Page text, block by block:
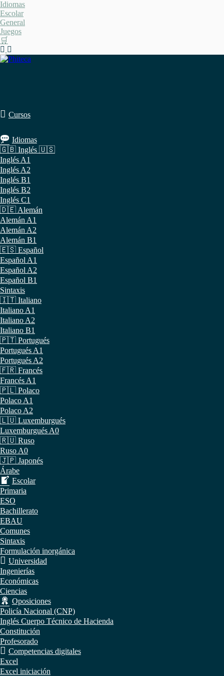
Saltar
al
contenido
Idiomas
Escolar
General
Juegos
🛒
Cursos
Idiomas
🇬🇧 Inglés 🇺🇸
Inglés A1
Inglés A2
Inglés B1
Inglés B2
Inglés C1
🇩🇪 Alemán
Alemán A1
Alemán A2
Alemán B1
🇪🇸 Español
Español A1
Español A2
Español B1
Sintaxis
🇮🇹 Italiano
Italiano A1
Italiano A2
Italiano B1
🇵🇹 Portugués
Portugués A1
Portugués A2
🇫🇷 Francés
Francés A1
🇵🇱 Polaco
Polaco A1
Polaco A2
🇱🇺 Luxemburgués
Luxemburgués A0
🇷🇺 Ruso
Ruso A0
🇯🇵 Japonés
Árabe
Escolar
Primaria
ESO
Bachillerato
EBAU
Comunes
Sintaxis
Formulación inorgánica
Universidad
Ingenierías
Económicas
Ciencias
Oposiciones
Policía Nacional (CNP)
Inglés Cuerpo Técnico de Hacienda
Constitución
Profesorado
Competencias digitales
Excel
Excel iniciación